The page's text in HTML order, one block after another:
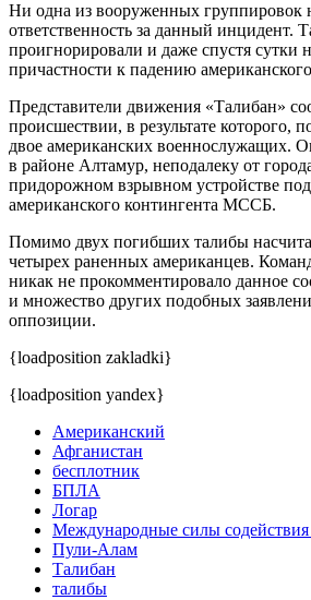
Ни одна из вооруженных группировок
ответственность за данный инцидент.
проигнорировали и даже спустя сутки
причастности к падению
Представители движения «Талибан»
происшествии, в результате которого,
двое американских военнослужащих.
в районе Алтамур, неподалеку от
придорожном взрывном устройстве
американского контингента МССБ.
Помимо двух погибших талибы
четырех раненных американцев.
никак не прокомментировало данное
и множество других подобных
оппозиции.
{loadposition zakladki}
{loadposition yandex}
Американский
Афганистан
бесплотник
БПЛА
Логар
Международные силы содействия
Пули-Алам
Талибан
талибы